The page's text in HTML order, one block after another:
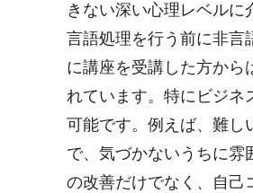
きない深い心理レベル
言語処理を行う前に非言
に講座を受講した方から
れています。特にビジネ
可能です。例えば、難し
で、気づかないうちに雰
の改善だけでなく、自己